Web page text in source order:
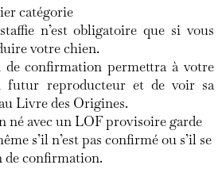
catégorie
n’est obligatoire que si vous
votre chien.
de confirmation permettra à votre
futur reproducteur et de voir sa
Livre des Origines.
né avec un LOF provisoire garde
s’il n’est pas confirmé ou s’il se
de confirmation.